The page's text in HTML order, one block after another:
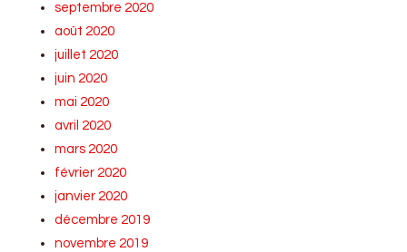
septembre 2020
août 2020
juillet 2020
juin 2020
mai 2020
avril 2020
mars 2020
février 2020
janvier 2020
décembre 2019
novembre 2019